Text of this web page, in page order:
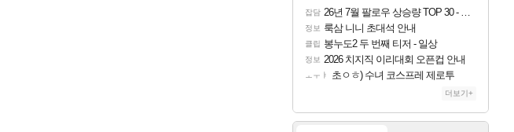
잡담 26년 7월 팔로우 상승량 TOP 30 - 월간 치지직
정보 룩삼 니니 초대석 안내
클립 봉누도2 두 번째 티저 - 일상
정보 2026 치지직 이리대회 오픈컵 안내
ㅗㅜㅑ 초ㅇㅎ) 수녀 코스프레 제로투
더보기+